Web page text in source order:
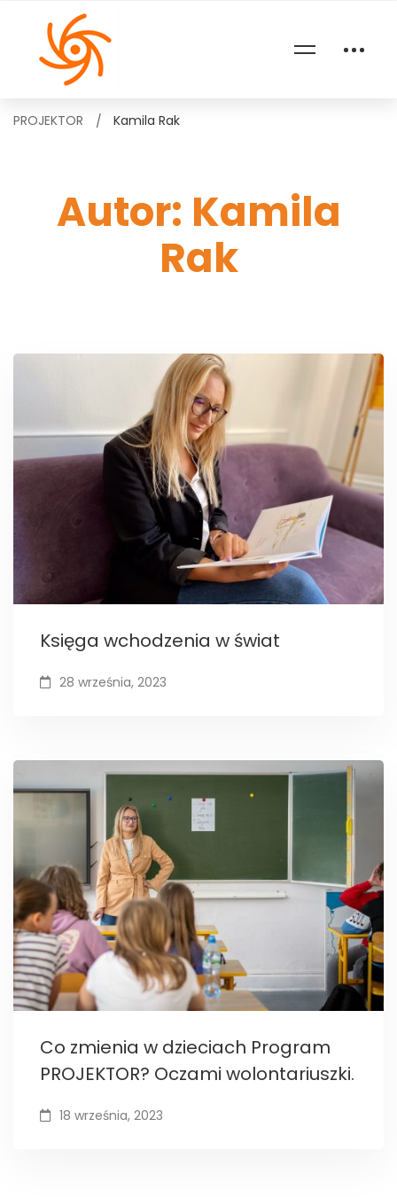
Autor: Kamila
Rak
PROJEKTOR Kamila Rak
Księga wchodzenia w świat
28 września, 2023
Co zmienia w dzieciach Program
PROJEKTOR? Oczami wolontariuszki.
18 września, 2023